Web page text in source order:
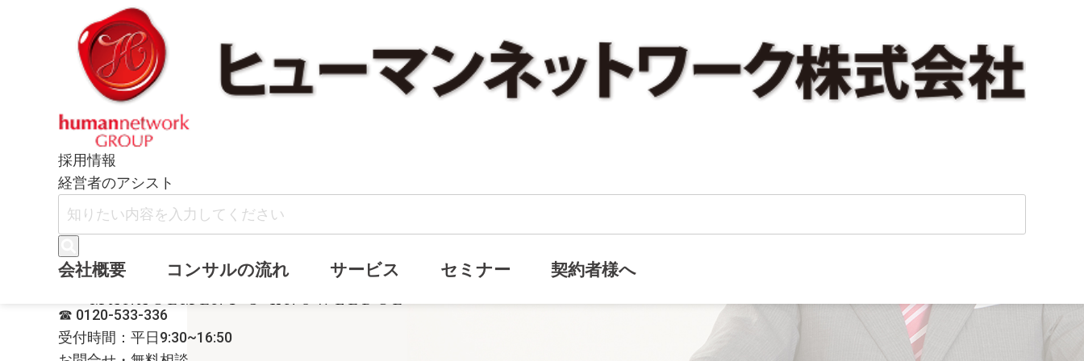
採用情報
経営者のアシスト
会社概要 コンサルの流れ サービス セミナー 契約者様へ
☎ 0120-533-336
受付時間：平日9:30~16:50
動画で見る経営者の相続対策